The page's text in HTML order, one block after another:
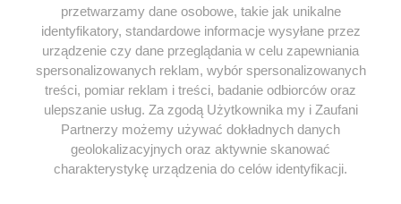
KOMENTARZE
(3)
Dodaj komentarz
Twój adres e-mail nie zostanie opublikowany.
Wymagane pola są oznaczone*
KOMENTARZ
przetwarzamy dane osobowe, takie jak unikalne
identyfikatory, standardowe informacje wysyłane przez
urządzenie czy dane przeglądania w celu zapewniania
spersonalizowanych reklam, wybór spersonalizowanych
treści, pomiar reklam i treści, badanie odbiorców oraz
ulepszanie usług. Za zgodą Użytkownika my i Zaufani
Partnerzy możemy używać dokładnych danych
geolokalizacyjnych oraz aktywnie skanować
charakterystykę urządzenia do celów identyfikacji.